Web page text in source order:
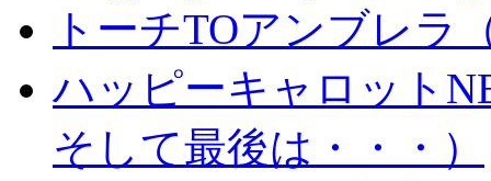
トーチTOアンブレラ
ハッピーキャロット
そして最後は・・・）